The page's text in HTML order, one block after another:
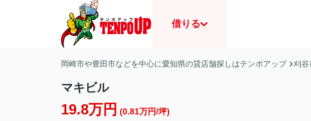
借りる
岡崎市や豊田市などを中心に愛知県の貸店舗探しはテンポアップ 刈谷
マキビル
19.8万円 (0.81万円/坪)